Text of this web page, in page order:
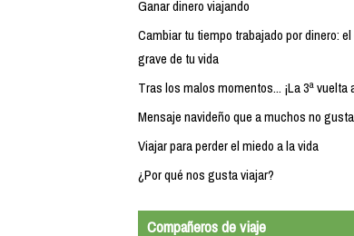
Ganar dinero viajando
Cambiar tu tiempo trabajado por dinero:
grave de tu vida
Tras los malos momentos... ¡La 3ª vuelta
Mensaje navideño que a muchos no
Viajar para perder el miedo a la vida
¿Por qué nos gusta viajar?
Compañeros de viaje